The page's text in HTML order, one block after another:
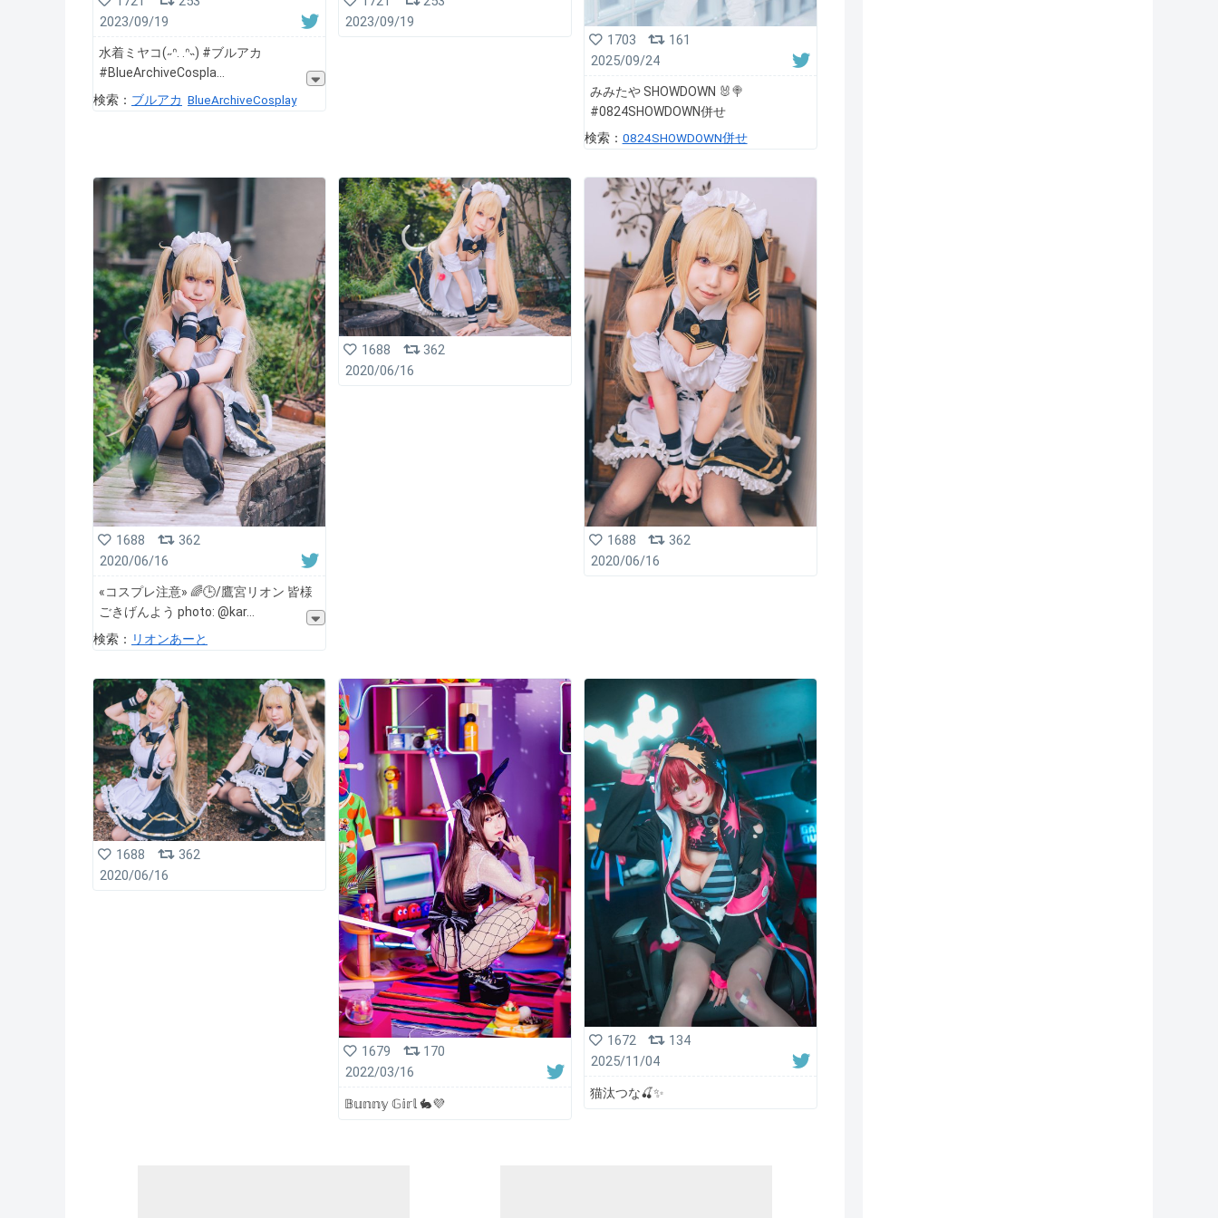
2023/09/19
水着ミヤコ(˶ᐢ. .ᐢ˵) #ブルアカ
#BlueArchiveCospla
検索： ブルアカ BlueArchiveCosplay
2023/09/19
1703
161
2025/09/24
みみたや SHOWDOWN 🐰🍭
#0824SHOWDOWN併せ
検索： 0824SHOWDOWN併せ
1688
362
2020/06/16
«コスプレ注意» 🌈🕒/鷹宮リオン 皆様
ごきげんよう photo: @kar
検索： リオンあーと
1688
362
2020/06/16
1688
362
2020/06/16
1688
362
2020/06/16
1679
170
2022/03/16
𝔹𝕦𝕟𝕟𝕪 𝔾𝕚𝕣𝕝 🐇💜
1672
134
2025/11/04
猫汰つな🍒✨